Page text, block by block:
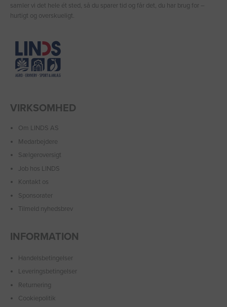
samler vi det hele ét sted, så du sparer tid og får det, du har brug for –
hurtigt og overskueligt.
VIRKSOMHED
Om LINDS AS
Medarbejdere
Sælgeroversigt
Job hos LINDS
Kontakt os
Sponsorater
Tilmeld nyhedsbrev
INFORMATION
Handelsbetingelser
Leveringsbetingelser
Returnering
Cookiepolitik